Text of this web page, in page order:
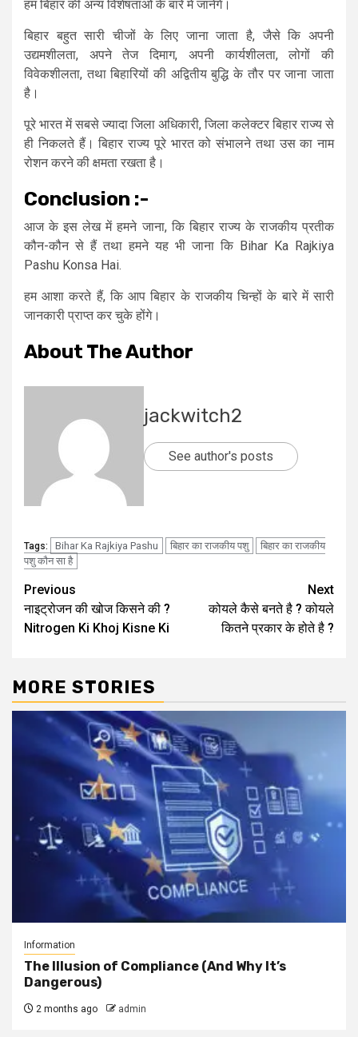
हम बिहार की अन्य विशेषताओं के बारे में जानेंगे।
बिहार बहुत सारी चीजों के लिए जाना जाता है, जैसे कि अपनी
उद्यमशीलता, अपने तेज दिमाग, अपनी कार्यशीलता, लोगों की
विवेकशीलता, तथा बिहारियों की अद्वितीय बुद्धि के तौर पर जाना जाता
है।
पूरे भारत में सबसे ज्यादा जिला अधिकारी, जिला कलेक्टर बिहार राज्य से
ही निकलते हैं। बिहार राज्य पूरे भारत को संभालने तथा उस का नाम
रोशन करने की क्षमता रखता है।
Conclusion :-
आज के इस लेख में हमने जाना, कि बिहार राज्य के राजकीय प्रतीक
कौन-कौन से हैं तथा हमने यह भी जाना कि Bihar Ka Rajkiya
Pashu Konsa Hai.
हम आशा करते हैं, कि आप बिहार के राजकीय चिन्हों के बारे में सारी
जानकारी प्राप्त कर चुके होंगे।
About The Author
jackwitch2
See author's posts
Tags: Bihar Ka Rajkiya Pashu बिहार का राजकीय पशु
बिहार का राजकीय
पशु कौन सा है
Post
navigation
Previous
नाइट्रोजन की खोज किसने की ?
Nitrogen Ki Khoj Kisne Ki
Next
कोयले कैसे बनते है ? कोयले
कितने प्रकार के होते है ?
MORE STORIES
Information
The Illusion of Compliance (And Why It’s
Dangerous)
2 months ago admin